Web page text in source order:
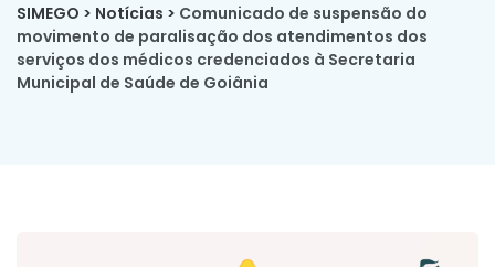
SIMEGO > Notícias > Comunicado de suspensão do
movimento de paralisação dos atendimentos dos
serviços dos médicos credenciados à Secretaria
Municipal de Saúde de Goiânia